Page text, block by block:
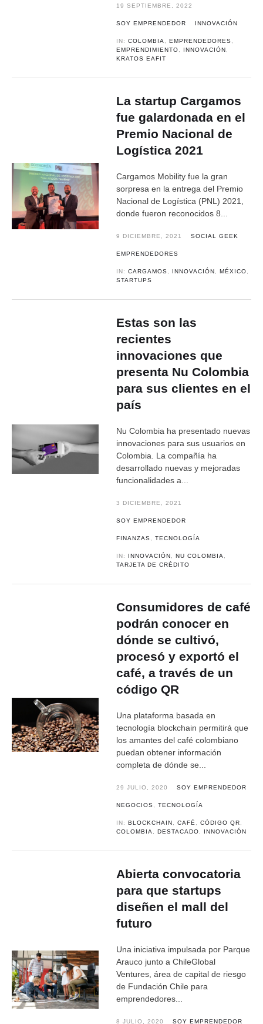
19 SEPTIEMBRE, 2022
SOY EMPRENDEDOR INNOVACIÓN
IN:COLOMBIA ,EMPRENDEDORES
EMPRENDIMIENTO
INNOVACIÓN
KRATOS EAFIT
La startup Cargamos
fue galardonada en el
Premio Nacional de
Logística 2021
Cargamos Mobility fue la gran
sorpresa en la entrega del Premio
Nacional de Logística (PNL) 2021,
donde fueron reconocidos 8...
9 DICIEMBRE, 2021 SOCIAL GEEK
EMPRENDEDORES
IN:CARGAMOS INNOVACIÓN ,MÉXICO
STARTUPS
Estas son las
recientes
innovaciones que
presenta Nu Colombia
para sus clientes en el
país
Nu Colombia ha presentado nuevas
innovaciones para sus usuarios en
Colombia. La compañía ha
desarrollado nuevas y mejoradas
funcionalidades a...
3 DICIEMBRE, 2021
SOY EMPRENDEDOR
FINANZAS ,TECNOLOGÍA
IN: INNOVACIÓN ,NU COLOMBIA
TARJETA DE CRÉDITO
Consumidores de café
podrán conocer en
dónde se cultivó,
procesó y exportó el
café, a través de un
código QR
Una plataforma basada en
tecnología blockchain permitirá que
los amantes del café colombiano
puedan obtener información
completa de dónde se...
29 JULIO, 2020 SOY EMPRENDEDOR
NEGOCIOS ,TECNOLOGÍA
IN:BLOCKCHAIN ,CAFÉ ,CÓDIGO QR
COLOMBIA
,DESTACADO INNOVACIÓN
Abierta convocatoria
para que startups
diseñen el mall del
futuro
Una iniciativa impulsada por Parque
Arauco junto a ChileGlobal
Ventures, área de capital de riesgo
de Fundación Chile para
emprendedores...
8 JULIO, 2020 SOY EMPRENDEDOR